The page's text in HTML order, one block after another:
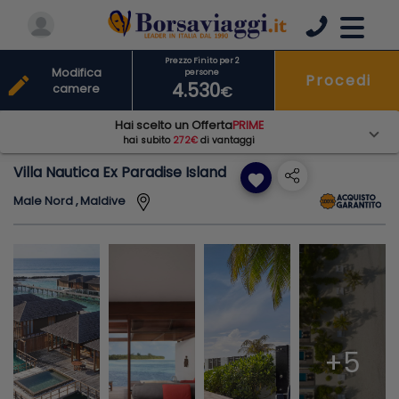
Villa Nautica Ex Paradise Island favorite
Male Nord , Maldive
+5
Prezzo Finito per 2
persone
4.530€
Procedi
edit
Modifica
camere
Hai scelto un OffertaPRIME
hai subito 272€ di vantaggi